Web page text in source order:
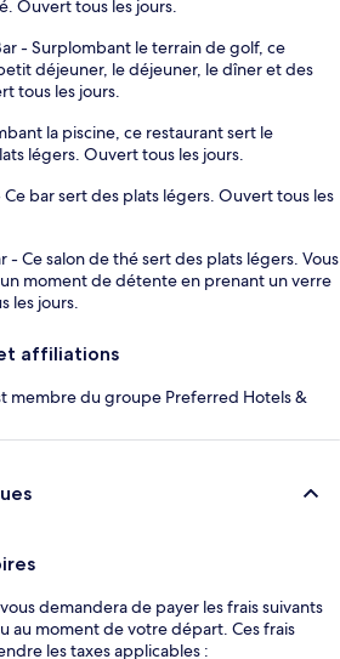
Ouvert tous les jours.
- Surplombant le terrain de golf, ce
déjeuner, le déjeuner, le dîner et des
tous les jours.
la piscine, ce restaurant sert le
légers. Ouvert tous les jours.
bar sert des plats légers. Ouvert tous les
- Ce salon de thé sert des plats légers. Vous
moment de détente en prenant un verre
les jours.
affiliations
membre du groupe Preferred Hotels &
demandera de payer les frais suivants
au moment de votre départ. Ces frais
les taxes applicables :